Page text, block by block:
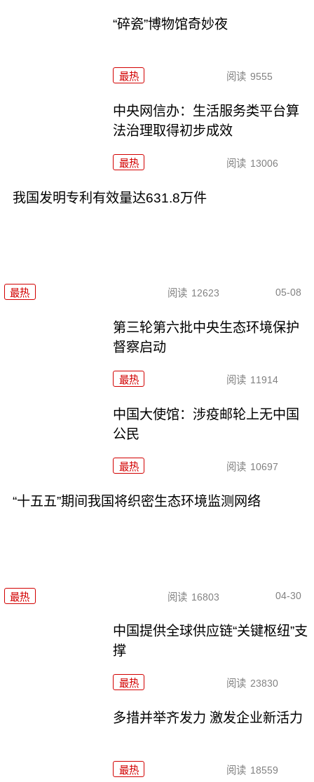
“碎瓷”博物馆奇妙夜
最热 阅读 9555
中央网信办：生活服务类平台算
法治理取得初步成效
最热 阅读 13006
我国发明专利有效量达631.8万件
最热 阅读 12623 05-08
第三轮第六批中央生态环境保护
督察启动
最热 阅读 11914
中国大使馆：涉疫邮轮上无中国
公民
最热 阅读 10697
“十五五”期间我国将织密生态环境监测网络
最热 阅读 16803 04-30
中国提供全球供应链“关键枢纽”支
撑
最热 阅读 23830
多措并举齐发力 激发企业新活力
最热 阅读 18559